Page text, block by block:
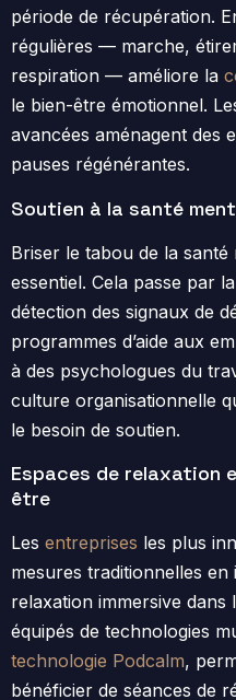
période de récupération.
régulières — marche,
respiration — améliore la
le bien-être émotionnel.
avancées aménagent des
pauses régénérantes.
Soutien à la santé
Briser le tabou de la
essentiel. Cela passe par
détection des signaux de
programmes d’aide aux
à des psychologues du
culture organisationnelle
le besoin de soutien.
Espaces de relaxation
être
Les entreprises les plus
mesures traditionnelles en
relaxation immersive dans
équipés de technologies
technologie Podcalm,
bénéficier de séances de